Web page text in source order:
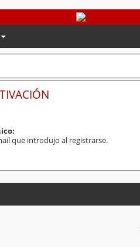
que introdujo al registrarse.